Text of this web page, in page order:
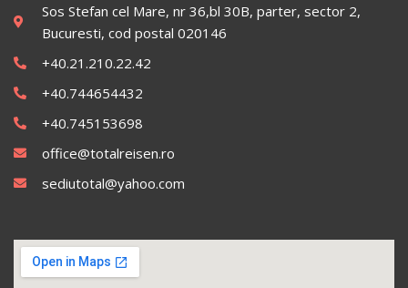
Sos Stefan cel Mare, nr 36,bl 30B, parter, sector 2,
Bucuresti, cod postal 020146
+40.21.210.22.42
+40.744654432
+40.745153698
office@totalreisen.ro
sediutotal@yahoo.com